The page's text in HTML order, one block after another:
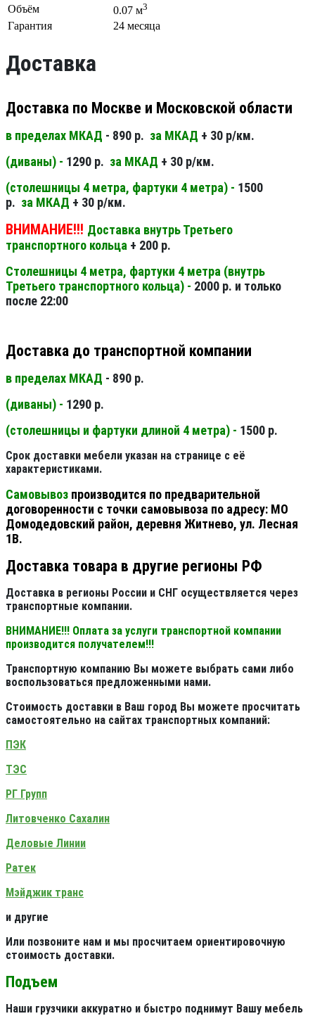
Объём
0.07 м3
Гарантия 24 месяца
Доставка
Доставка по Москве и Московской области
в пределах МКАД - 890 р. за МКАД + 30 р/км.
(диваны) - 1290 р. за МКАД + 30 р/км.
(столешницы 4 метра, фартуки 4 метра) - 1500
р. за МКАД + 30 р/км.
ВНИМАНИЕ!!! Доставка внутрь Третьего
транспортного кольца + 200 р.
Столешницы 4 метра, фартуки 4 метра (внутрь
Третьего транспортного кольца) - 2000 р. и только
после 22:00
Доставка до транспортной компании
в пределах МКАД - 890 р.
(диваны) - 1290 р.
(столешницы и фартуки длиной 4 метра) - 1500 р.
Срок доставки мебели указан на странице с её
характеристиками.
Самовывоз производится по предварительной
договоренности с точки самовывоза по адресу: МО
Домодедовский район, деревня Житнево, ул. Лесная
1В.
Доставка товара в другие регионы РФ
Доставка в регионы России и СНГ осуществляется через
транспортные компании.
ВНИМАНИЕ!!! Оплата за услуги транспортной компании
производится получателем!!!
Транспортную компанию Вы можете выбрать сами либо
воспользоваться предложенными нами.
Стоимость доставки в Ваш город Вы можете просчитать
самостоятельно на сайтах транспортных компаний:
ПЭК
ТЭС
РГ Групп
Литовченко Сахалин
Деловые Линии
Ратек
Мэйджик транс
и другие
Или позвоните нам и мы просчитаем ориентировочную
стоимость доставки.
Подъем
Наши грузчики аккуратно и быстро поднимут Вашу мебель